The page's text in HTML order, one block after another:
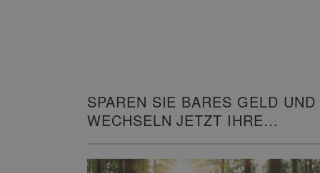
SPAREN SIE BARES GELD UND
WECHSELN JETZT IHRE